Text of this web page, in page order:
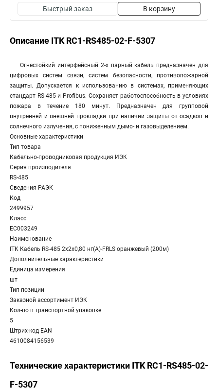
Быстрый заказ В корзину
Описание ITK RC1-RS485-02-F-5307
Огнестойкий интерфейсный 2-х парный кабель предназначен для
цифровых систем связи, систем безопасности, противопожарной
защиты. Допускается к использованию в системах, применяющих
стандарт RS-485 и Profibus. Сохраняет работоспособность в условиях
пожара в течение 180 минут. Предназначен для групповой
внутренней и внешней прокладки при наличии защиты от осадков и
солнечного излучения, с пониженным дымо- и газовыделением.
Основные характеристики
Тип товара
Кабельно-проводниковая продукция ИЭК
Серия производителя
RS-485
Сведения РАЭК
Код
2499957
Класс
EC003249
Наименование
ITK Кабель RS-485 2х2х0,80 нг(А)-FRLS оранжевый (200м)
Дополнительные характеристики
Единица измерения
шт
Тип позиции
Заказной ассортимент ИЭК
Кол-во в транспортной упаковке
5
Штрих-код EAN
4610084156539
Технические характеристики ITK RC1-RS485-02-
F-5307